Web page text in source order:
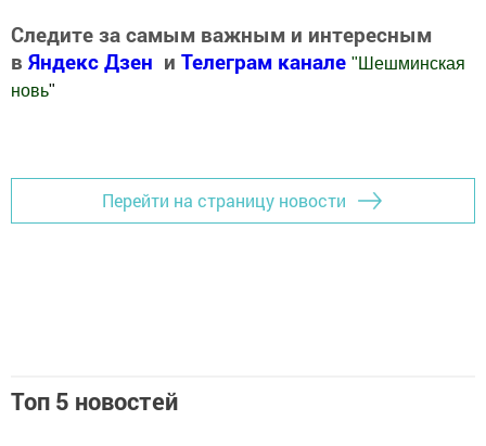
Следите за самым важным и интересным
в Яндекс Дзен и Телеграм канале " Шешминская
новь"
Перейти на страницу новости
Топ 5 новостей